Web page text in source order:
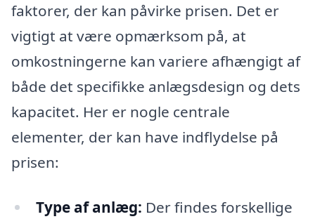
faktorer, der kan påvirke prisen. Det er
vigtigt at være opmærksom på, at
omkostningerne kan variere afhængigt af
både det specifikke anlægsdesign og dets
kapacitet. Her er nogle centrale
elementer, der kan have indflydelse på
prisen:
Type af anlæg: Der findes forskellige